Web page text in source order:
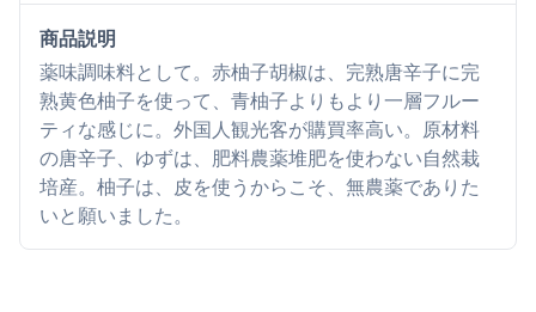
商品説明
薬味調味料として。赤柚子胡椒は、完熟唐辛子に完
熟黄色柚子を使って、青柚子よりもより一層フルー
ティな感じに。外国人観光客が購買率高い。原材料
の唐辛子、ゆずは、肥料農薬堆肥を使わない自然栽
培産。柚子は、皮を使うからこそ、無農薬でありた
いと願いました。